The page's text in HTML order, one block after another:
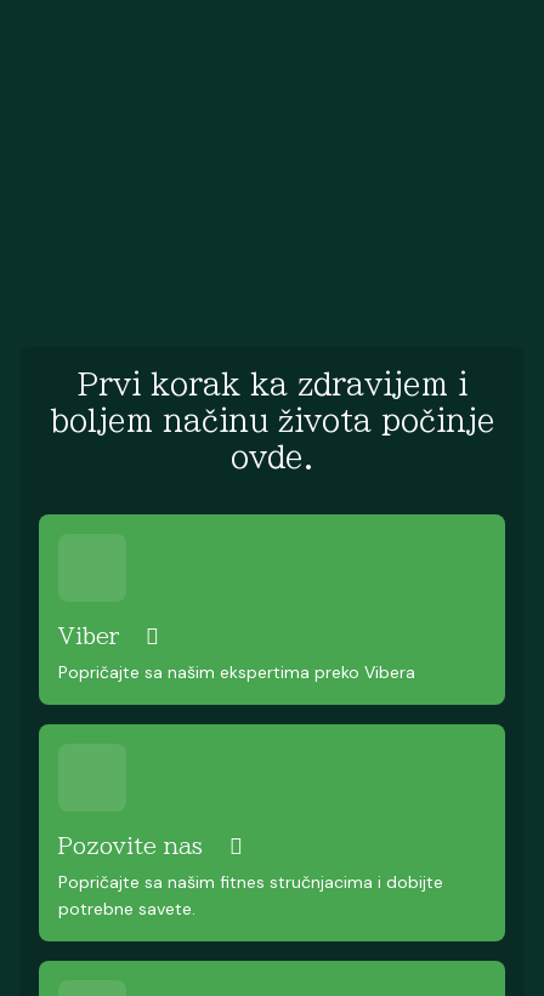
Prvi korak ka zdravijem i
boljem načinu života počinje
ovde.
Viber
Popričajte sa našim ekspertima preko Vibera
Pozovite nas
Popričajte sa našim fitnes stručnjacima i dobijte
potrebne savete.